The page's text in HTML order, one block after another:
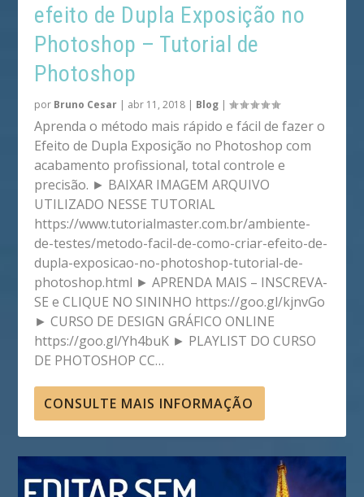
efeito de Dupla Exposição no
Photoshop – Tutorial de
Photoshop
por Bruno Cesar | abr 11, 2018 | Blog |
Aprenda o método mais rápido e fácil de fazer o
Efeito de Dupla Exposição no Photoshop com
acabamento profissional, total controle e
precisão. ► BAIXAR IMAGEM ARQUIVO
UTILIZADO NESSE TUTORIAL
https://www.tutorialmaster.com.br/ambiente-
de-testes/metodo-facil-de-como-criar-efeito-de-
dupla-exposicao-no-photoshop-tutorial-de-
photoshop.html ► APRENDA MAIS – INSCREVA-
SE e CLIQUE NO SININHO https://goo.gl/kjnvGo
► CURSO DE DESIGN GRÁFICO ONLINE
https://goo.gl/Yh4buK ► PLAYLIST DO CURSO
DE PHOTOSHOP CC…
CONSULTE MAIS INFORMAÇÃO